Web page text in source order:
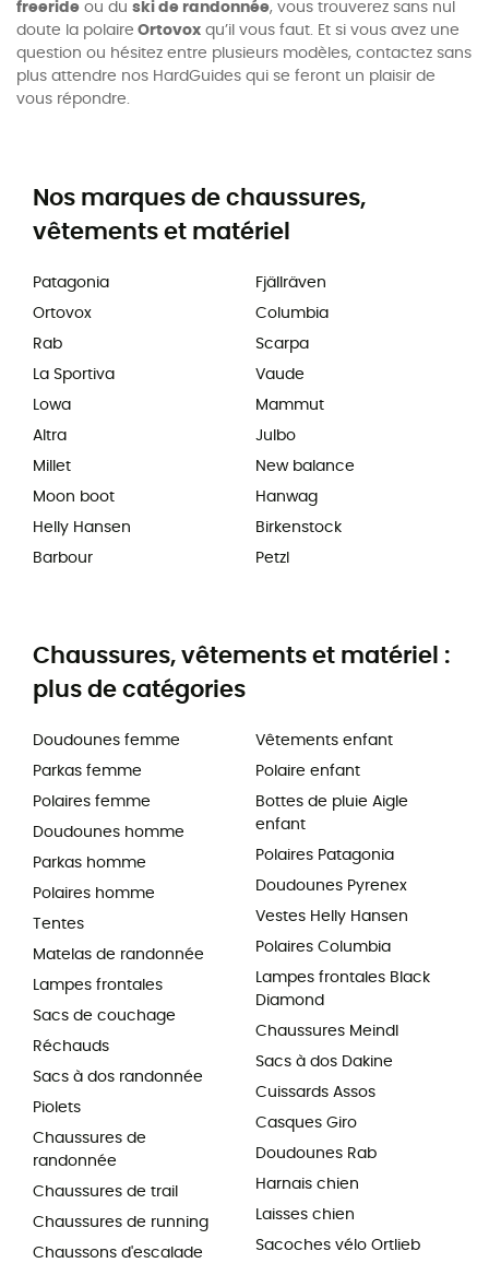
freeride ou du ski de randonnée, vous trouverez sans nul
doute la polaire Ortovox qu’il vous faut. Et si vous avez une
question ou hésitez entre plusieurs modèles, contactez sans
plus attendre nos HardGuides qui se feront un plaisir de
vous répondre.
Nos marques de chaussures,
vêtements et matériel
Patagonia
Ortovox
Rab
La Sportiva
Lowa
Altra
Millet
Moon boot
Helly Hansen
Barbour
Fjällräven
Columbia
Scarpa
Vaude
Mammut
Julbo
New balance
Hanwag
Birkenstock
Petzl
Chaussures, vêtements et matériel :
plus de catégories
Doudounes femme
Parkas femme
Polaires femme
Doudounes homme
Parkas homme
Polaires homme
Tentes
Matelas de randonnée
Lampes frontales
Sacs de couchage
Réchauds
Sacs à dos randonnée
Piolets
Chaussures de
randonnée
Chaussures de trail
Chaussures de running
Chaussons d'escalade
Vêtements enfant
Polaire enfant
Bottes de pluie Aigle
enfant
Polaires Patagonia
Doudounes Pyrenex
Vestes Helly Hansen
Polaires Columbia
Lampes frontales Black
Diamond
Chaussures Meindl
Sacs à dos Dakine
Cuissards Assos
Casques Giro
Doudounes Rab
Harnais chien
Laisses chien
Sacoches vélo Ortlieb